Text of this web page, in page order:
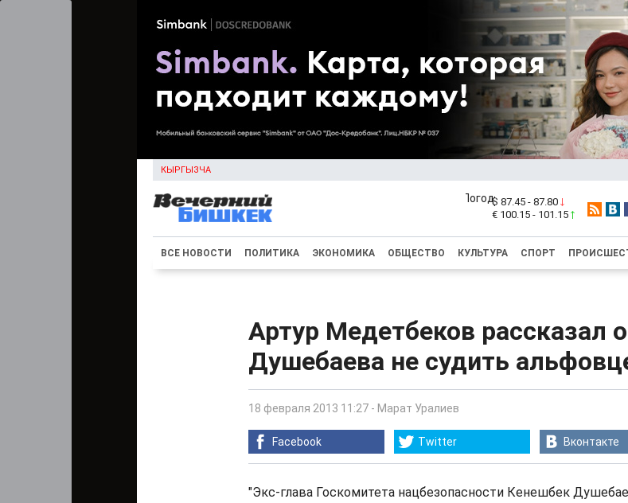
КЫРГЫЗЧА
$ 87.45 - 87.80
€ 100.15 - 101.15
ВСЕ НОВОСТИ ПОЛИТИКА ЭКОНОМИКА ОБЩЕСТВО КУЛЬТУРА СПОРТ
Артур Медетбеков рассказал
Душебаева не судить
18 февраля 2013 11:27 - Марат Уралиев
Facebook Twitter Вконтакте
"Экс-глава Госкомитета нацбезопасности Кенешбек